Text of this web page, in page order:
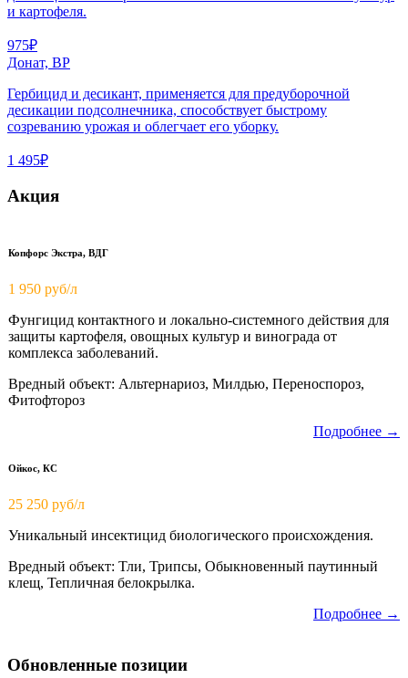
и картофеля.
975₽
Донат, ВР
Гербицид и десикант, применяется для предуборочной
десикации подсолнечника, способствует быстрому
созреванию урожая и облегчает его уборку.
1 495₽
Акция
Копфорс Экстра, ВДГ
1 950 руб/л
Фунгицид контактного и локально-системного действия для
защиты картофеля, овощных культур и винограда от
комплекса заболеваний.
Вредный объект: Альтернариоз, Милдью, Переноспороз,
Фитофтороз
Подробнее →
Ойкос, КС
25 250 руб/л
Уникальный инсектицид биологического происхождения.
Вредный объект: Тли, Трипсы, Обыкновенный паутинный
клещ, Тепличная белокрылка.
Подробнее →
Обновленные позиции